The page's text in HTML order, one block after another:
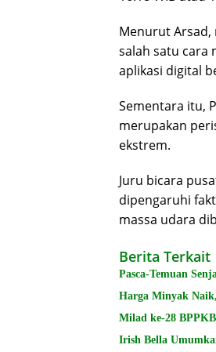
Menurut Arsad,
salah satu cara
aplikasi digital
Sementara itu,
merupakan
ekstrem.
Juru bicara
dipengaruhi
massa udara
Berita Terkait
Pasca-Temuan
Harga Minyak
Milad ke-28
Irish Bella